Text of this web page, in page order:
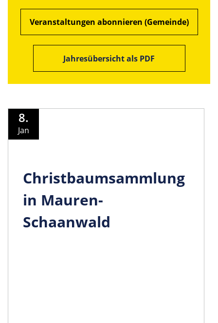
Veranstaltungen abonnieren (Gemeinde)
Jahresübersicht als PDF
8.
Jan
Christbaumsammlung
in Mauren-
Schaanwald